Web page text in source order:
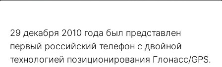
29 декабря 2010 года был представлен
первый российский телефон с двойной
технологией позиционирования Глонасс/GPS.